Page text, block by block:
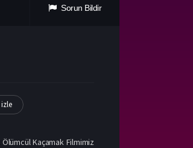
Sorun Bildir
Kaçamak Filmimiz